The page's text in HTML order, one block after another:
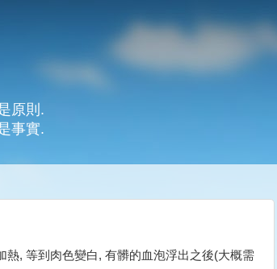
原則.
事實.
熱, 等到肉色變白, 有髒的血泡浮出之後(大概需